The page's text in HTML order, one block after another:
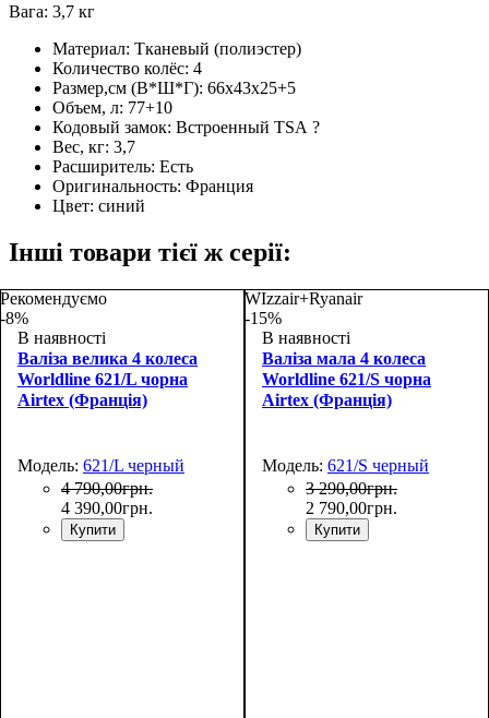
Вага: 3,7 кг
Материал: Тканевый (полиэстер)
Количество колёс: 4
Размер,см (В*Ш*Г): 66х43х25+5
Объем, л: 77+10
Кодовый замок: Встроенный TSA ?
Вес, кг: 3,7
Расширитель: Есть
Оригинальность: Франция
Цвет: синий
Інші товари тієї ж серії:
Рекомендуємо
-8%
В наявності
Валіза велика 4 колеса
Worldline 621/L чорна
Airtex (Франція)
Модель: 621/L черный
4 790,00грн.
4 390,00грн.
Купити
WIzzair+Ryanair
-15%
В наявності
Валіза мала 4 колеса
Worldline 621/S чорна
Airtex (Франція)
Модель: 621/S черный
3 290,00грн.
2 790,00грн.
Купити